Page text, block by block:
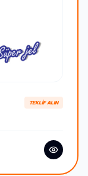
TEKLİF ALIN